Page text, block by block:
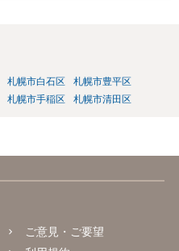
札幌市白石区
札幌市豊平区
札幌市手稲区 札幌市清田区
ご意見・ご要望